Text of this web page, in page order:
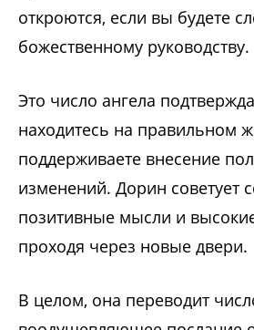
откроются, если вы будете
божественному руководству.
Это число ангела
находитесь на правильном
поддерживаете внесение
изменений. Дорин советует
позитивные мысли и
проходя через новые двери.
В целом, она переводит